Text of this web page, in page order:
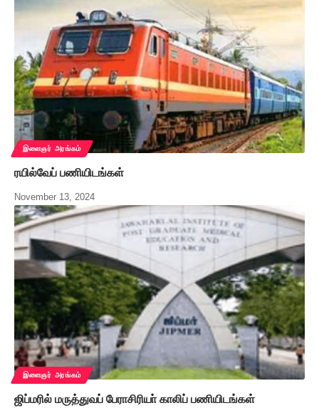
இளைஞர் அரங்கம்
ரயில்வேப் பணியிடங்கள்
November 13, 2024
இளைஞர் அரங்கம்
ஜிப்மரில் மருத்துவப் பேராசிரியா் காலிப் பணியிடங்கள்